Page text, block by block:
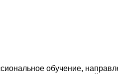
обучение,